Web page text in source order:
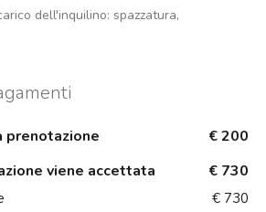
dell'inquilino: spazzatura,
€ 200
viene accettata
€ 730
€ 730